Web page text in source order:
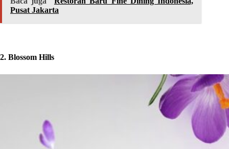
Pusat Jakarta
2. Blossom Hills